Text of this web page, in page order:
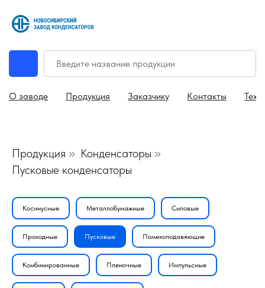
О заводе Продукция Заказчику Контакты
Продукция » Конденсаторы »
Пусковые конденсаторы
Косинусные Металлобумажные Силовые
Проходные Пусковые Помехоподавяющие
Комбинированные Пленочные Импульсные